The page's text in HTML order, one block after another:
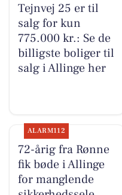
Tejnvej 25 er til
salg for kun
775.000 kr.: Se de
billigste boliger til
salg i Allinge her
ALARM112
72-årig fra Rønne
fik bøde i Allinge
for manglende